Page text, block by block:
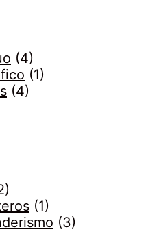
(4)
(1)
(4)
(1)
(3)